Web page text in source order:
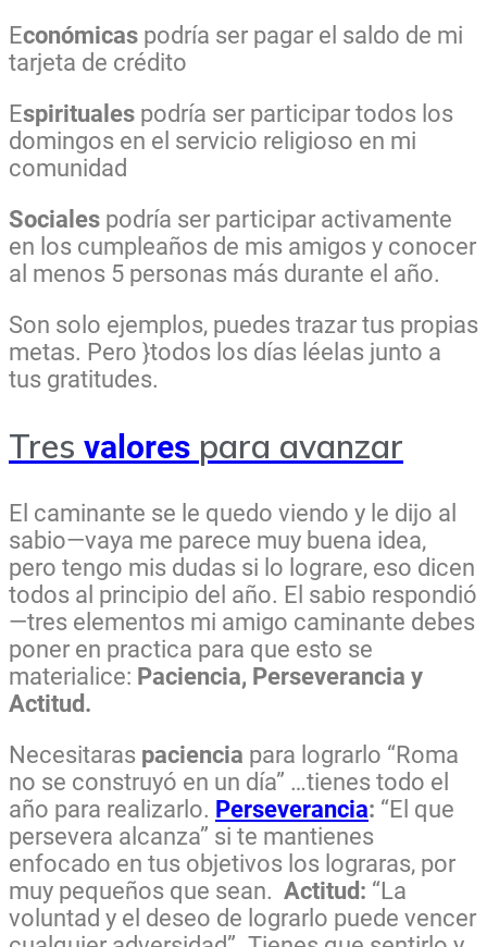
Económicas podría ser pagar el saldo de mi
tarjeta de crédito
Espirituales podría ser participar todos los
domingos en el servicio religioso en mi
comunidad
Sociales podría ser participar activamente
en los cumpleaños de mis amigos y conocer
al menos 5 personas más durante el año.
Son solo ejemplos, puedes trazar tus propias
metas. Pero }todos los días léelas junto a
tus gratitudes.
Tres valores para avanzar
El caminante se le quedo viendo y le dijo al
sabio—vaya me parece muy buena idea,
pero tengo mis dudas si lo lograre, eso dicen
todos al principio del año. El sabio respondió
—tres elementos mi amigo caminante debes
poner en practica para que esto se
materialice: Paciencia, Perseverancia y
Actitud.
Necesitaras paciencia para lograrlo “Roma
no se construyó en un día” …tienes todo el
año para realizarlo. Perseverancia: “El que
persevera alcanza” si te mantienes
enfocado en tus objetivos los lograras, por
muy pequeños que sean. Actitud: “La
voluntad y el deseo de lograrlo puede vencer